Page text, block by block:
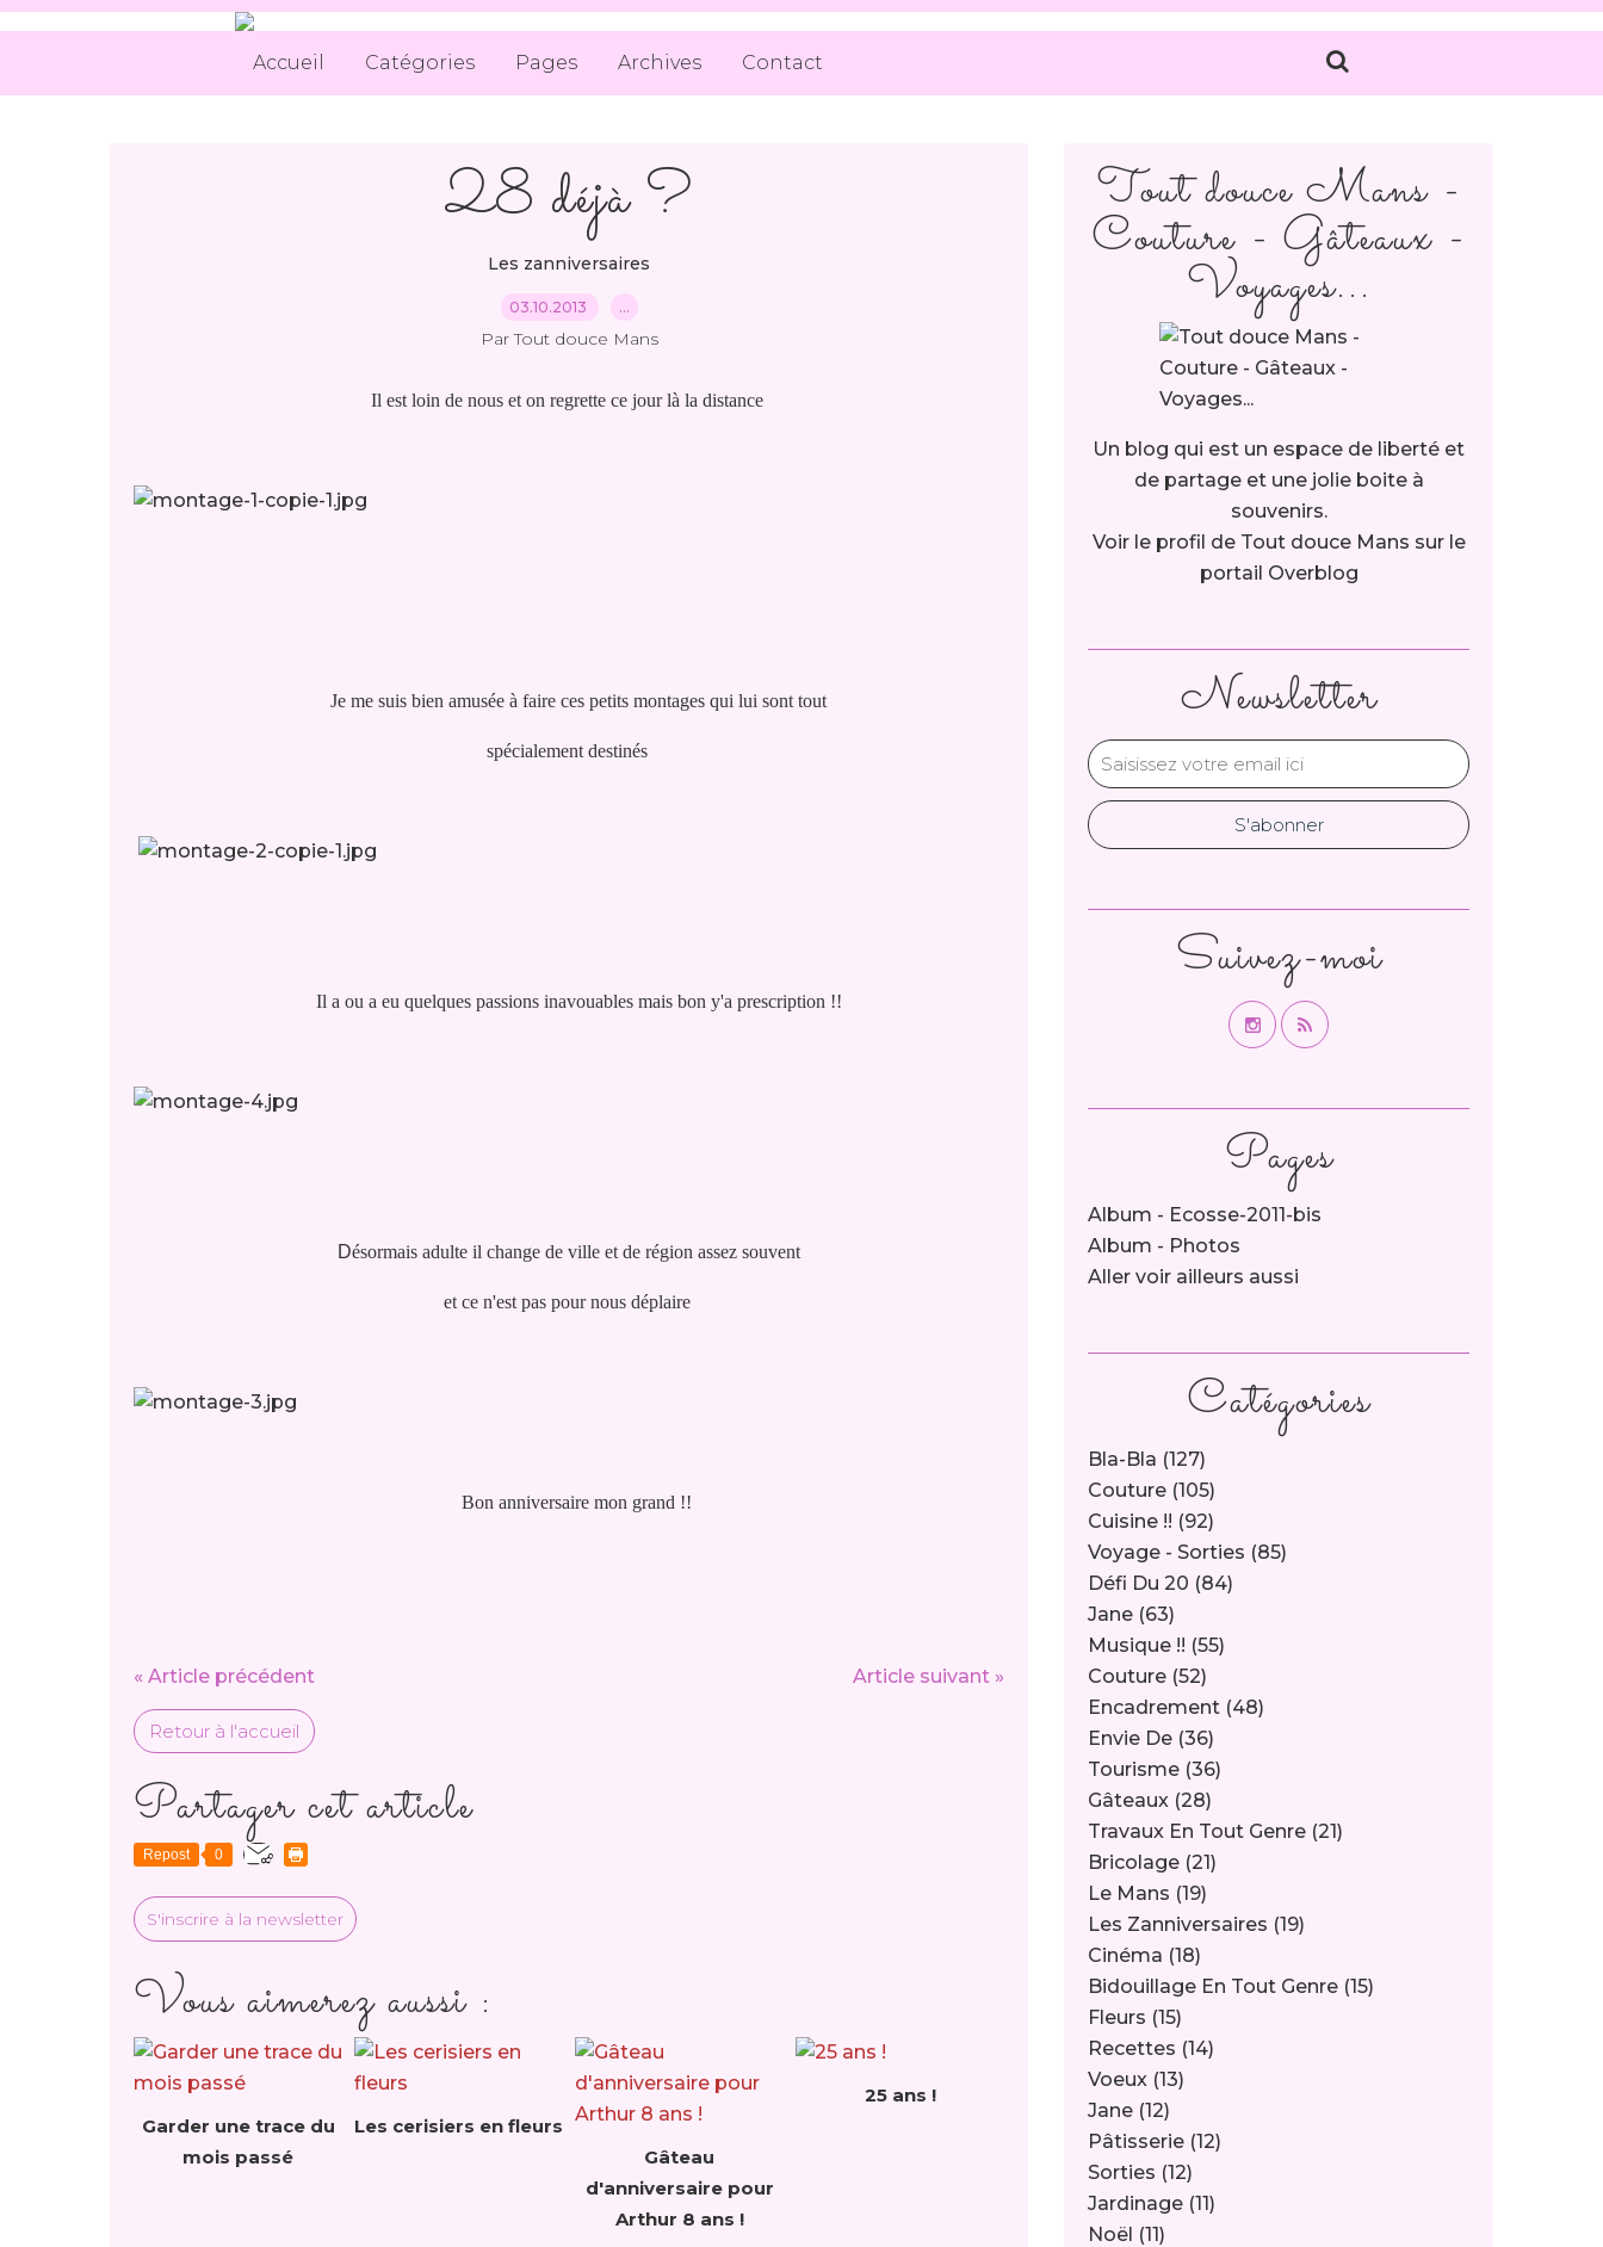
Accueil Catégories Pages Archives Contact
28 déjà ?
Les zanniversaires
03.10.2013 …
Par Tout douce Mans
Il est loin de nous et on regrette ce jour là la distance
Je me suis bien amusée à faire ces petits montages qui lui sont tout
spécialement destinés
Il a ou a eu quelques passions inavouables mais bon y'a prescription !!
Désormais adulte il change de ville et de région assez souvent
et ce n'est pas pour nous déplaire
Bon anniversaire mon grand !!
« Article précédent Article suivant »
Retour à l'accueil
Partager cet article
Repost 0
S'inscrire à la newsletter
Vous aimerez aussi :
Garder une trace du
mois passé
Les cerisiers en fleurs
Gâteau
d'anniversaire pour
Arthur 8 ans !
25 ans !
Newsletter
Catégories
Bla-Bla (127)
Couture (105)
Cuisine !! (92)
Voyage - Sorties (85)
Défi Du 20 (84)
Jane (63)
Musique !! (55)
Couture (52)
Encadrement (48)
Envie De (36)
Tourisme (36)
Gâteaux (28)
Travaux En Tout Genre (21)
Bricolage (21)
Le Mans (19)
Les Zanniversaires (19)
Cinéma (18)
Bidouillage En Tout Genre (15)
Fleurs (15)
Recettes (14)
Voeux (13)
Jane (12)
Pâtisserie (12)
Sorties (12)
Jardinage (11)
Noël (11)
Pages
Album - Ecosse-2011-bis
Album - Photos
Aller voir ailleurs aussi
Tout douce Mans -
Couture - Gâteaux -
Voyages...
Un blog qui est un espace de liberté et
de partage et une jolie boite à
souvenirs.
Voir le profil de Tout douce Mans sur le
portail Overblog
Suivez-moi